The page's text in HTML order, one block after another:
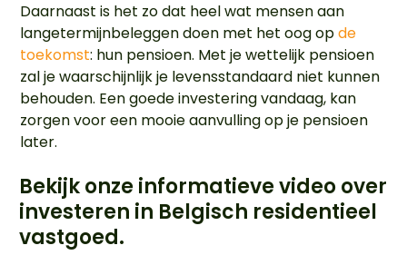
Daarnaast is het zo dat heel wat mensen aan
langetermijnbeleggen doen met het oog opde
toekomst: hun pensioen. Met je wettelijk pensioen
zal je waarschijnlijk je levensstandaard niet kunnen
behouden. Een goede investering vandaag, kan
zorgen voor een mooie aanvulling op je pensioen
later.
Bekijk onze informatieve video over
investeren in Belgisch residentieel
vastgoed.